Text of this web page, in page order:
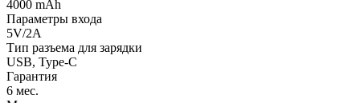
4000 mAh
Параметры входа
5V/2А
Тип разъема для зарядки
USB, Type-C
Гарантия
6 мес.